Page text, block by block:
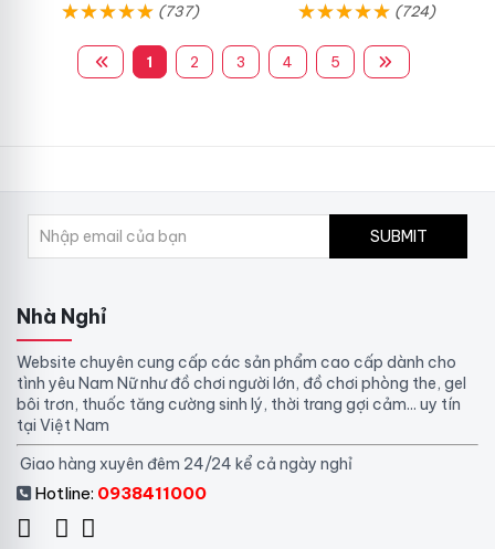
(737) (724)
1 2 3 4 5
SUBMIT
Nhà Nghỉ
Website chuyên cung cấp các sản phẩm cao cấp dành cho
tình yêu Nam Nữ như đồ chơi người lớn, đồ chơi phòng the, gel
bôi trơn, thuốc tăng cường sinh lý, thời trang gợi cảm... uy tín
tại Việt Nam
Giao hàng xuyên đêm 24/24 kể cả ngày nghỉ
Hotline: 0938411000